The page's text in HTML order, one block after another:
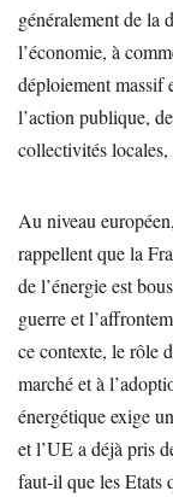
généralement de la
l’économie, à
déploiement massif
l’action publique,
collectivités locales,
Au niveau européen,
rappellent que la
de l’énergie est
guerre et
ce contexte, le rôle
marché et à
énergétique exige
et l’UE a déjà pris
faut-il que les Etats